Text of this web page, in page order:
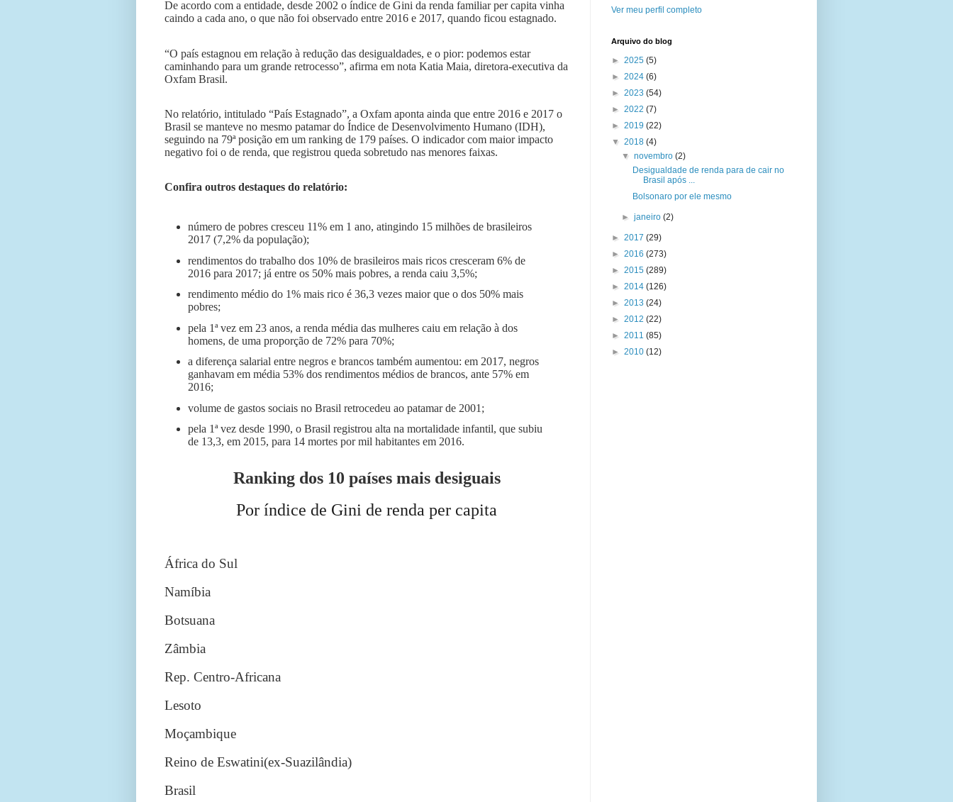
De acordo com a entidade, desde 2002 o índice de Gini da renda familiar per capita vinha
caindo a cada ano, o que não foi observado entre 2016 e 2017, quando ficou estagnado.
“O país estagnou em relação à redução das desigualdades, e o pior: podemos estar
caminhando para um grande retrocesso”, afirma em nota Katia Maia, diretora-executiva da
Oxfam Brasil.
No relatório, intitulado “País Estagnado”, a Oxfam aponta ainda que entre 2016 e 2017 o
Brasil se manteve no mesmo patamar do Índice de Desenvolvimento Humano (IDH),
seguindo na 79ª posição em um ranking de 179 países. O indicador com maior impacto
negativo foi o de renda, que registrou queda sobretudo nas menores faixas.
Confira outros destaques do relatório:
número de pobres cresceu 11% em 1 ano, atingindo 15 milhões de brasileiros
2017 (7,2% da população);
rendimentos do trabalho dos 10% de brasileiros mais ricos cresceram 6% de
2016 para 2017; já entre os 50% mais pobres, a renda caiu 3,5%;
rendimento médio do 1% mais rico é 36,3 vezes maior que o dos 50% mais
pobres;
pela 1ª vez em 23 anos, a renda média das mulheres caiu em relação à dos
homens, de uma proporção de 72% para 70%;
a diferença salarial entre negros e brancos também aumentou: em 2017, negros
ganhavam em média 53% dos rendimentos médios de brancos, ante 57% em
2016;
volume de gastos sociais no Brasil retrocedeu ao patamar de 2001;
pela 1ª vez desde 1990, o Brasil registrou alta na mortalidade infantil, que subiu
de 13,3, em 2015, para 14 mortes por mil habitantes em 2016.
Ranking dos 10 países mais desiguais
Por índice de Gini de renda per capita
África do Sul
Namíbia
Botsuana
Zâmbia
Rep. Centro-Africana
Lesoto
Moçambique
Reino de Eswatini(ex-Suazilândia)
Brasil
Ver meu perfil completo
Arquivo do blog
► 2025 (5)
► 2024 (6)
► 2023 (54)
► 2022 (7)
► 2019 (22)
▼ 2018 (4)
▼novembro(2)
Desigualdade de renda para de cair no
Brasil após ...
Bolsonaro por ele mesmo
►janeiro(2)
► 2017 (29)
► 2016 (273)
► 2015 (289)
► 2014 (126)
► 2013 (24)
► 2012 (22)
► 2011 (85)
► 2010 (12)